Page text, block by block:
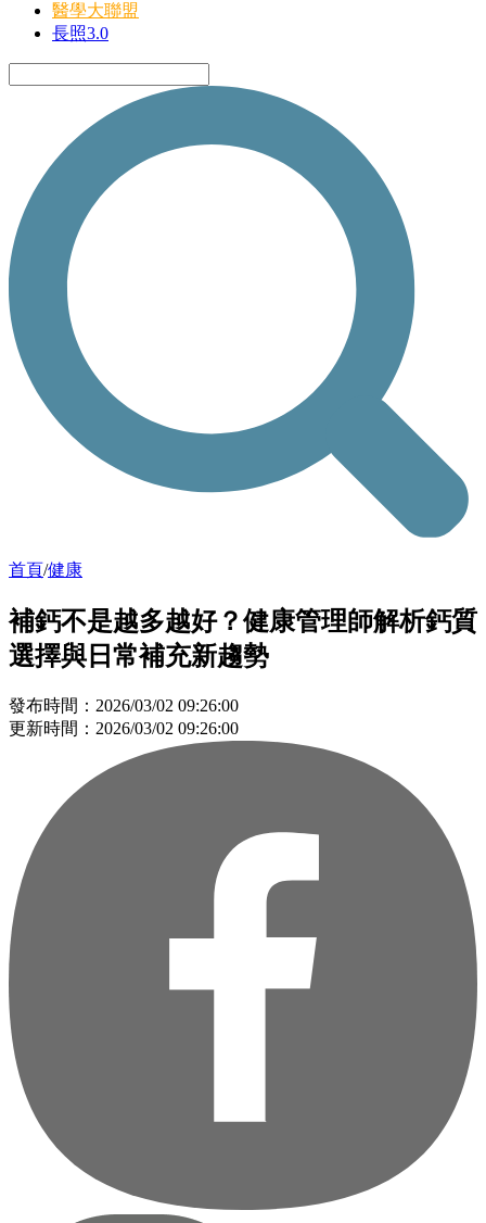
醫學大聯盟
長照3.0
首頁/健康
補鈣不是越多越好？健康管理師解析鈣質
選擇與日常補充新趨勢
發布時間：2026/03/02 09:26:00
更新時間：2026/03/02 09:26:00